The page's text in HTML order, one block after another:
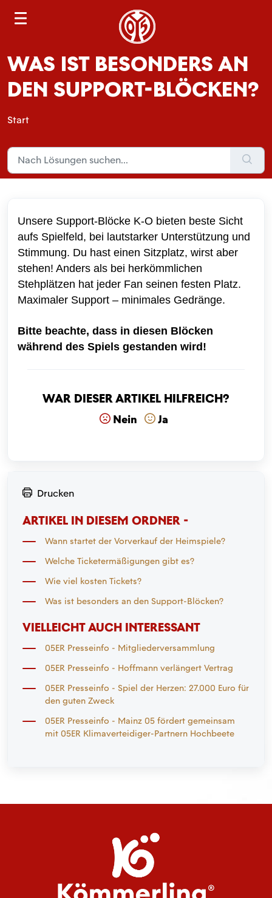
h
WAS IST BESONDERS AN
DEN SUPPORT-BLÖCKEN?
Start
Unsere Support-Blöcke K-O bieten beste Sicht
aufs Spielfeld, bei lautstarker Unterstützung und
Stimmung. Du hast einen Sitzplatz, wirst aber
stehen! Anders als bei herkömmlichen
Stehplätzen hat jeder Fan seinen festen Platz.
Maximaler Support – minimales Gedränge.
Bitte beachte, dass in diesen Blöcken
während des Spiels gestanden wird!
War dieser Artikel hilfreich?
Nein Ja
Drucken
ARTIKEL IN DIESEM ORDNER -
Wann startet der Vorverkauf der Heimspiele?
Welche Ticketermäßigungen gibt es?
Wie viel kosten Tickets?
Was ist besonders an den Support-Blöcken?
VIELLEICHT AUCH INTERESSANT
05ER Presseinfo - Mitgliederversammlung
05ER Presseinfo - Hoffmann verlängert Vertrag
05ER Presseinfo - Spiel der Herzen: 27.000 Euro für
den guten Zweck
05ER Presseinfo - Mainz 05 fördert gemeinsam
mit 05ER Klimaverteidiger-Partnern Hochbeete